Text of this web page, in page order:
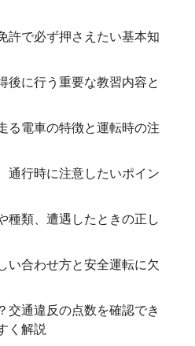
許で必ず押さえたい基本知
後に行う重要な教習内容と
る電車の特徴と運転時の注
通行時に注意したいポイン
種類、遭遇したときの正し
い合わせ方と安全運転に欠
交通違反の点数を確認でき
く解説